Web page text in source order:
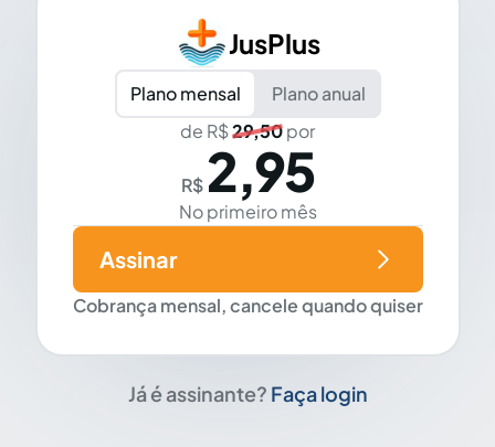
JusPlus
Plano mensal
Plano anual
de R$29,50por
R$ 2,95
No primeiro mês
Cobrança mensal, cancele quando quiser
Assinar
Já é assinante? Faça login